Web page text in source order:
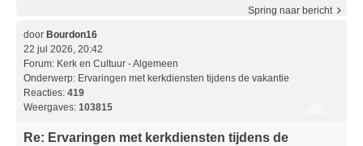
Spring naar bericht
door Bourdon16
22 jul 2026, 20:42
Forum: Kerk en Cultuur - Algemeen
Onderwerp: Ervaringen met kerkdiensten tijdens de vakantie
Reacties: 419
Weergaves: 103815
Re: Ervaringen met kerkdiensten tijdens de